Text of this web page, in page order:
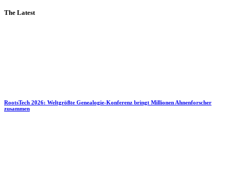
The Latest
RootsTech 2026: Weltgrößte Genealogie-Konferenz bringt Millionen Ahnenforscher
zusammen